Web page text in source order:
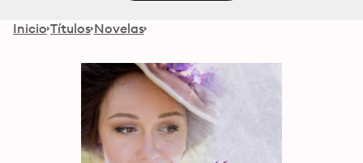
Inicio Títulos Novelas